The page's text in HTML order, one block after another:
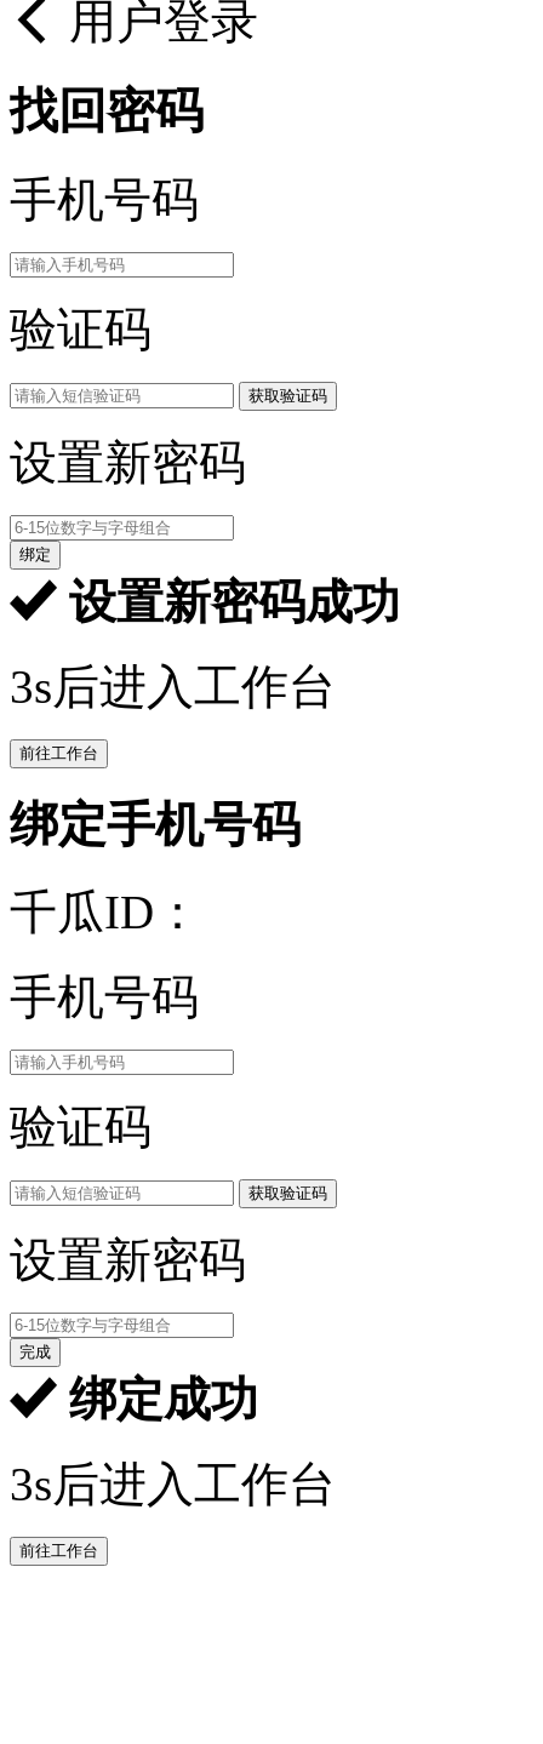
用户登录
找回密码
手机号码
验证码
获取验证码
设置新密码
绑定
设置新密码成功
3s后进入工作台
前往工作台
绑定手机号码
千瓜ID：
手机号码
验证码
获取验证码
设置新密码
完成
绑定成功
3s后进入工作台
前往工作台